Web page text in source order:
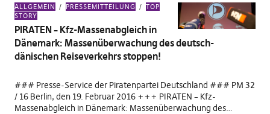
ALLGEMEIN PRESSEMITTEILUNG
TOP
STORY
PIRATEN – Kfz-Massenabgleich in
Dänemark: Massenüberwachung des deutsch-
dänischen Reiseverkehrs stoppen!
### Presse-Service der Piratenpartei Deutschland ### PM 32
/ 16 Berlin, den 19. Februar 2016 +++ PIRATEN – Kfz-
Massenabgleich in Dänemark: Massenüberwachung des…